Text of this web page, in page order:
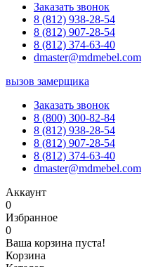
Заказать звонок
8 (812) 938-28-54
8 (812) 907-28-54
8 (812) 374-63-40
dmaster@mdmebel.com
вызов замерщика
Заказать звонок
8 (800) 300-82-84
8 (812) 938-28-54
8 (812) 907-28-54
8 (812) 374-63-40
dmaster@mdmebel.com
Аккаунт
0
Избранное
0
Ваша корзина пуста!
Корзина